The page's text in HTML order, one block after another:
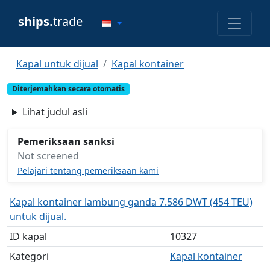
ships.trade
Kapal untuk dijual Kapal kontainer
Diterjemahkan secara otomatis
Lihat judul asli
Pemeriksaan sanksi
Not screened
Pelajari tentang pemeriksaan kami
Kapal kontainer lambung ganda 7.586 DWT (454 TEU)
untuk dijual.
ID kapal
10327
Kategori
Kapal kontainer